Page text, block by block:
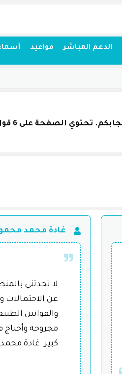
الدعم المباشر مواعيد
اقتباسات
غادة محمد
لا تحدثني
عن الاحتمالات
والقوانين
مجروحة
كبير. غادة